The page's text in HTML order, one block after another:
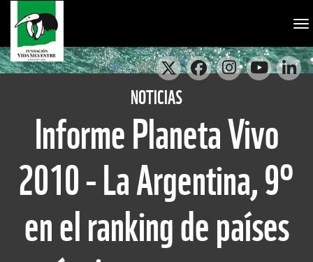
NOTICIAS
Informe Planeta Vivo
2010 - La Argentina, 9°
en el ranking de países